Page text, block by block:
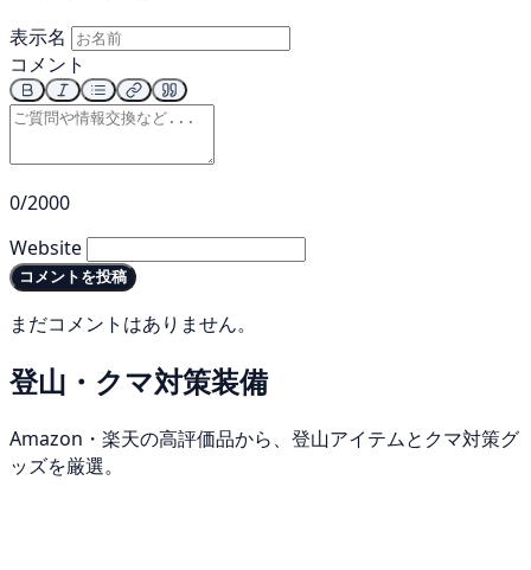
表示名
コメント
0/2000
Website
コメントを投稿
まだコメントはありません。
登山・クマ対策装備
Amazon・楽天の高評価品から、登山アイテムとクマ対策グ
ッズを厳選。